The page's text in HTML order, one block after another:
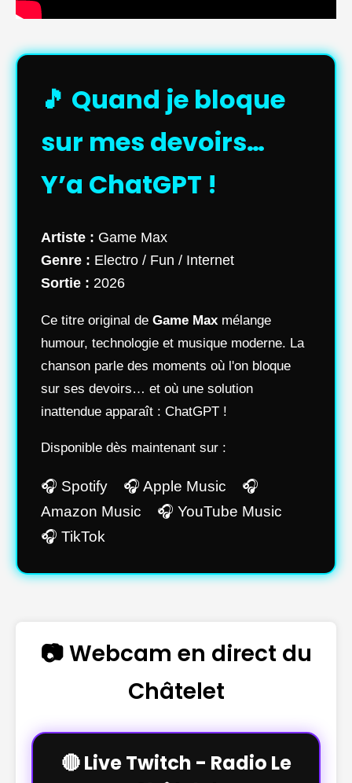
🎵 Quand je bloque
sur mes devoirs…
Y’a ChatGPT !
Artiste : Game Max
Genre : Electro / Fun / Internet
Sortie : 2026
Ce titre original de Game Max mélange
humour, technologie et musique moderne. La
chanson parle des moments où l'on bloque
sur ses devoirs… et où une solution
inattendue apparaît : ChatGPT !
Disponible dès maintenant sur :
🎧 Spotify 🎧 Apple Music 🎧
Amazon Music 🎧 YouTube Music
🎧 TikTok
📷 Webcam en direct du
Châtelet
🔴 Live Twitch - Radio Le